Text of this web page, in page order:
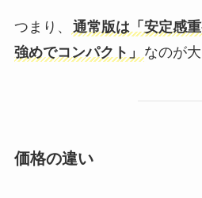
つまり、
通常版は「安定感
強めでコンパクト」
なのが
価格の違い